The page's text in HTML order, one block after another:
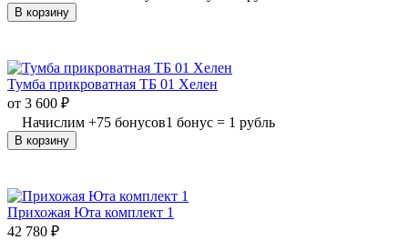
В корзину
Тумба прикроватная ТБ 01 Хелен
от 3 600 ₽
Начислим +75 бонусов1 бонус = 1 рубль
В корзину
Прихожая Юта комплект 1
42 780 ₽